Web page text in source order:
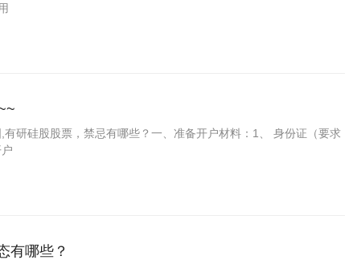
研硅股股票，禁忌有哪些？一、准备开户材料：1、 身份证（要求
有哪些？